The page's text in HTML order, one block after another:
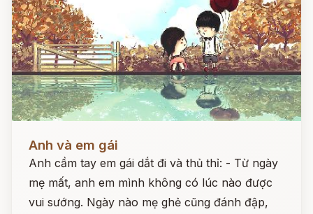
Anh và em gái
Anh cầm tay em gái dắt đi và thủ thỉ: - Từ ngày
mẹ mất, anh em mình không có lúc nào được
vui sướng. Ngày nào mẹ ghẻ cũng đánh đập,